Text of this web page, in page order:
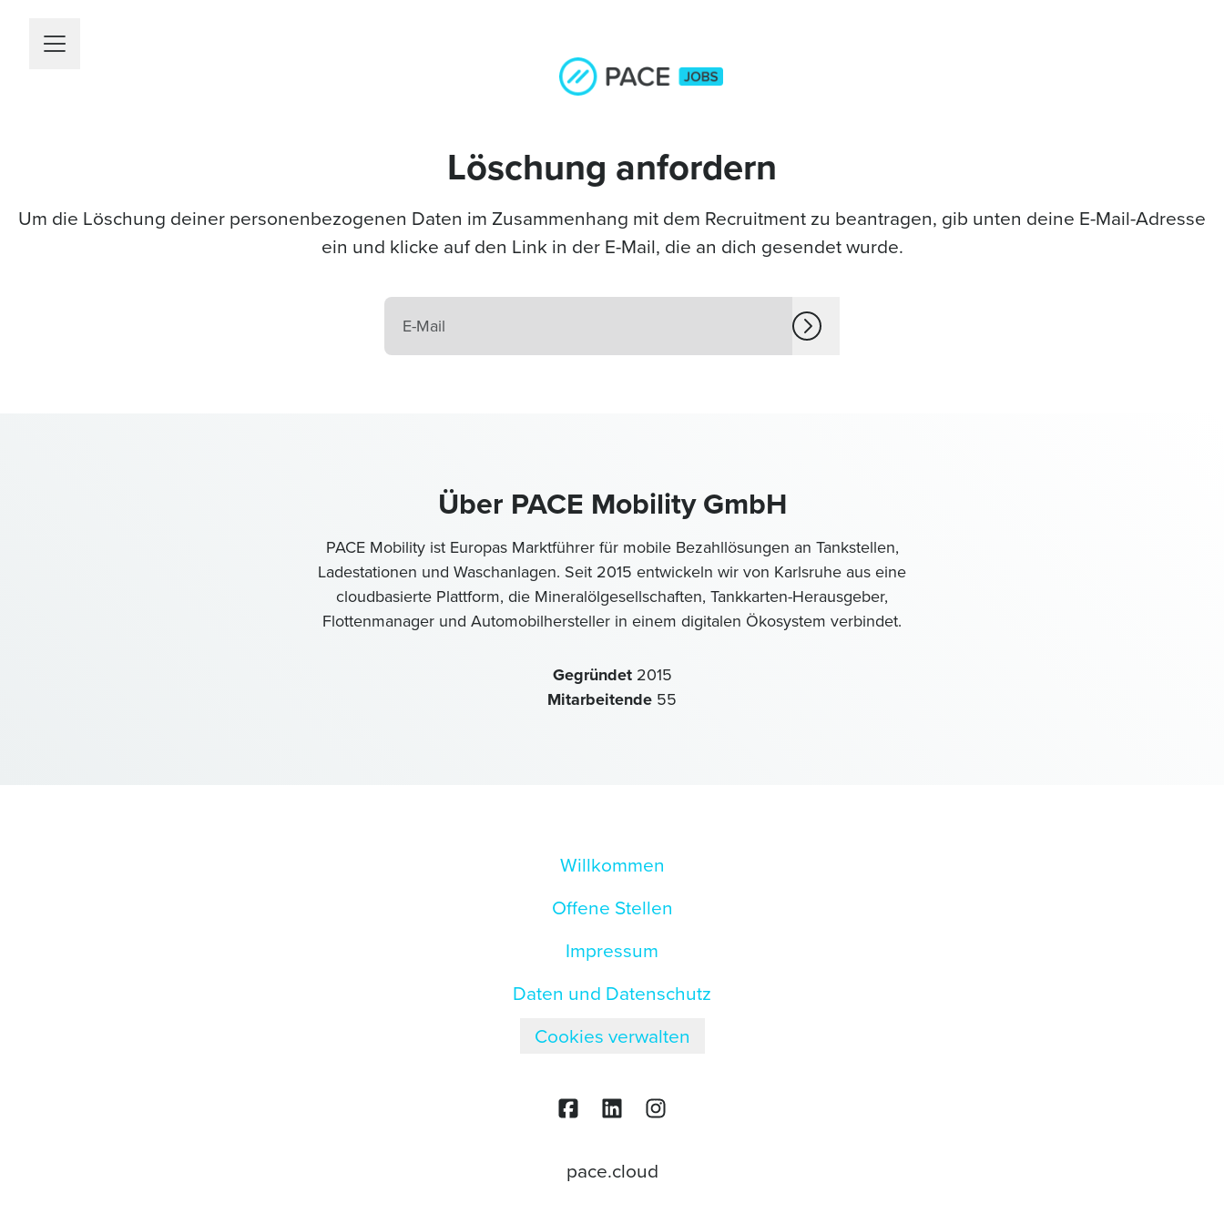
Karrieremenü
Löschung anfordern
Um die Löschung deiner personenbezogenen Daten im Zusammenhang mit dem Recruitment zu beantragen, gib unten deine E-Mail-Adresse
ein und klicke auf den Link in der E-Mail, die an dich gesendet wurde.
Über PACE Mobility GmbH
PACE Mobility ist Europas Marktführer für mobile Bezahllösungen an Tankstellen,
Ladestationen und Waschanlagen. Seit 2015 entwickeln wir von Karlsruhe aus eine
cloudbasierte Plattform, die Mineralölgesellschaften, Tankkarten-Herausgeber,
Flottenmanager und Automobilhersteller in einem digitalen Ökosystem verbindet.
Gegründet 2015
Mitarbeitende 55
Willkommen
Offene Stellen
Impressum
Daten und Datenschutz
Cookies verwalten
pace.cloud